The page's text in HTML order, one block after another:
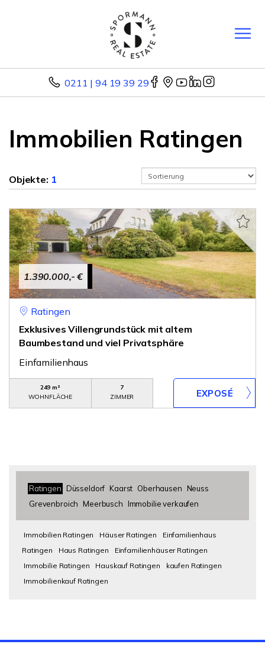
0211 | 94 19 39 29
Immobilien Ratingen
Objekte: 1
1.390.000,- €
Ratingen
Exklusives Villengrundstück mit altem
Baumbestand und viel Privatsphäre
Einfamilienhaus
249 m²
WOHNFLÄCHE
7
ZIMMER
Ratingen Düsseldorf Kaarst Oberhausen Neuss
Grevenbroich Meerbusch Immobilie verkaufen
Immobilien Ratingen Häuser Ratingen
Einfamilienhaus
Ratingen
Haus Ratingen
Einfamilienhäuser Ratingen
Immobilie Ratingen
Hauskauf Ratingen
kaufen Ratingen
Immobilienkauf Ratingen